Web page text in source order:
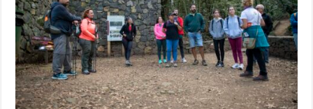
de
la
“Regenerate
week”
celebrada
en
El
Rosario